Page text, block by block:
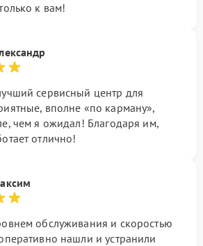
к вам!
сервисный центр для
вполне «по карману»,
чем я ожидал! Благодаря им,
отлично!
обслуживания и скоростью
нашли и устранили